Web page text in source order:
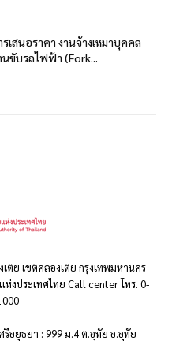
เสนอราคา งานจ้างเหมาบุคคล
ขับรถไฟฟ้า (Fork...
ตย เขตคลองเตย กรุงเทพมหานคร
งประเทศไทย Call center โทร. 0-
อยุธยา : 999 ม.4 ต.อุทัย อ.อุทัย